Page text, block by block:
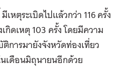
หตุระเบิดไปแล้วกว่า 116 ครั้ง
กิดเหตุ 103 ครั้ง โดยมีความ
ารมายังจังหวัดท่องเที่ยว
นเดือนมิถุนายนอีกด้วย